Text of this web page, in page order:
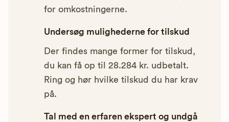
for omkostningerne.
Undersøg mulighederne for tilskud
Der findes mange former for tilskud,
du kan få op til 28.284 kr. udbetalt.
Ring og hør hvilke tilskud du har krav
på.
Tal med en erfaren ekspert og undgå